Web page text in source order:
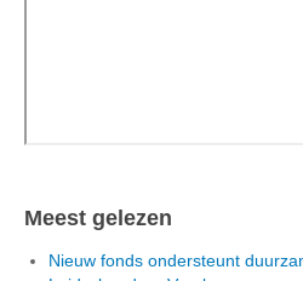
Meest gelezen
Nieuw fonds ondersteunt